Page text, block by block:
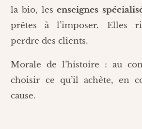
la bio, lesenseignes
prêtes à l’imposer. Elles
perdre des clients.
Morale de l’histoire : au
choisir ce qu’il achète, en
cause.